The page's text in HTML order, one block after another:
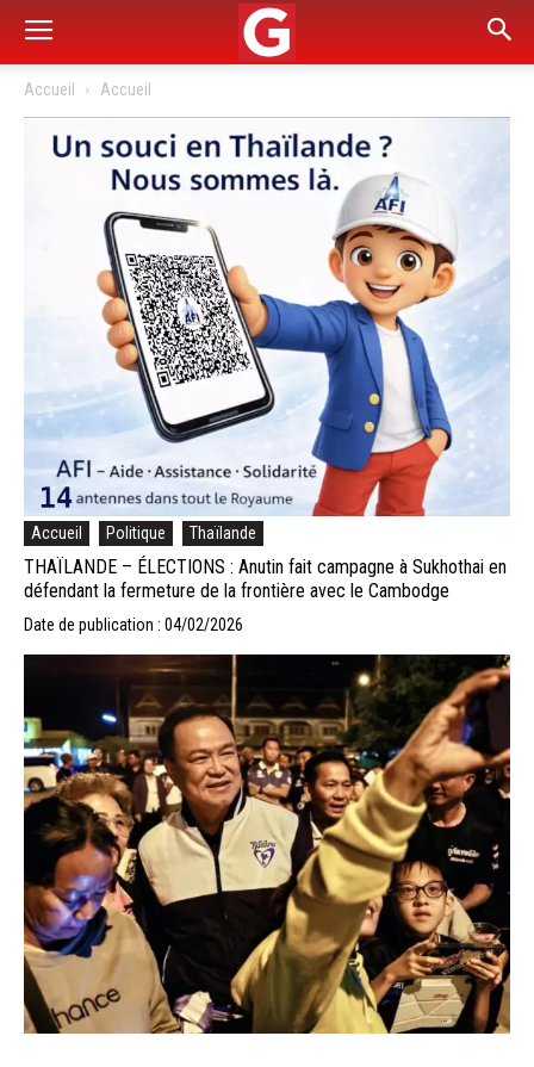
Accueil Accueil
Accueil Politique Thaïlande
THAÏLANDE – ÉLECTIONS : Anutin fait campagne à Sukhothai en
défendant la fermeture de la frontière avec le Cambodge
Date de publication : 04/02/2026